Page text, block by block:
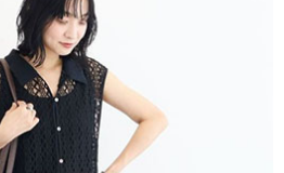
哥付你分期」於每月結算日後寄送繳費提
擇「超商條碼／台灣大直營門市／銀行轉
」等通路繳費。
限公司」（以下簡稱本公司）所提供，讓
買商品或服務，並由商店將買賣／分期付款
約使用本公司帳單繳交帳款。
】
享後付」後，將跳轉至「AFTEE先享後付」
金額後，即可完成結帳。
繳費通知簡訊。
，點擊此簡訊中的連結，可透過四大超商／
行付款，方視為交易完成。
需立刻繳費，但若您需要取消訂單，請聯絡
取消之訂單仍視為有效，需透過AFTEE先享
以上)免運費
以上)免運費
以上)免運費